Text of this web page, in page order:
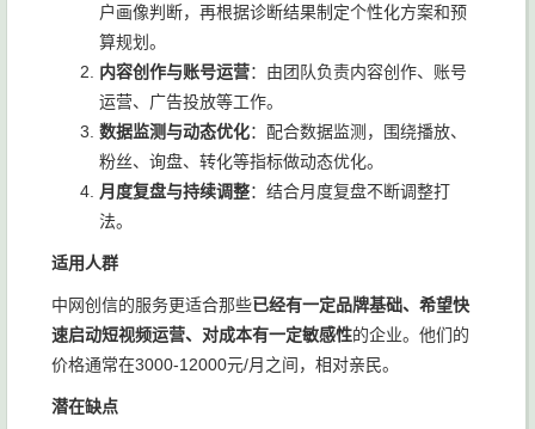
户画像判断，再根据诊断结果制定个性化方案和预
算规划。
内容创作与账号运营：由团队负责内容创作、账号
运营、广告投放等工作。
数据监测与动态优化：配合数据监测，围绕播放、
粉丝、询盘、转化等指标做动态优化。
月度复盘与持续调整：结合月度复盘不断调整打
法。
适用人群
中网创信的服务更适合那些已经有一定品牌基础、希望快
速启动短视频运营、对成本有一定敏感性的企业。他们的
价格通常在3000-12000元/月之间，相对亲民。
潜在缺点